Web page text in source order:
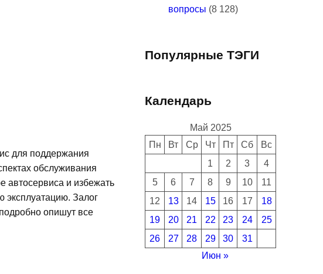
для поддержания
обслуживания
и избежать
эксплуатацию. Залог
опишут все
вопросы (8 128)
Популярные ТЭГИ
Календарь
Май 2025
Пн
Вт Ср Чт Пт Сб
Вс
1
2 3
4
5
6 7 8 9 10
11
12
13 14 15 16 17
18
19
20 21 22 23 24
25
26
27 28 29 30
31
Июн »